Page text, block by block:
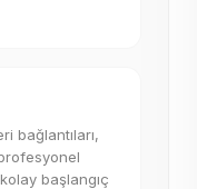
bağlantıları,
başlangıç